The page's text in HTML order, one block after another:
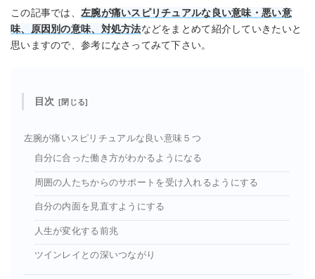
この記事では、 左腕が痛いスピリチュアルな良い意味・悪い意
味、原因別の意味、対処方法などをまとめて紹介していきたいと
思いますので、参考になさってみて下さい。
目次
左腕が痛いスピリチュアルな良い意味５つ
自分に合った働き方がわかるようになる
周囲の人たちからのサポートを受け入れるようにする
自分の内面を見直すようにする
人生が変化する前兆
ツインレイとの深いつながり